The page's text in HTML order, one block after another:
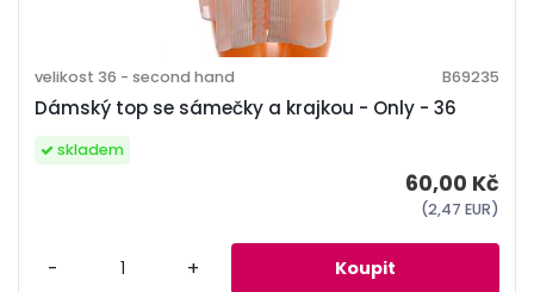
Dámský top se sámečky a krajkou - Only - 36
velikost 36 - second hand B69235
60,00 Kč
(2,47 EUR)
skladem
- +